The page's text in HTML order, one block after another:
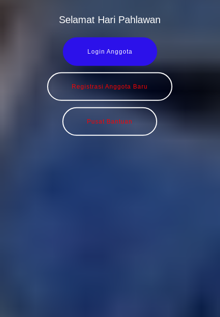
Selamat Hari Pahlawan
Login Anggota
Registrasi Anggota Baru
Pusat Bantuan